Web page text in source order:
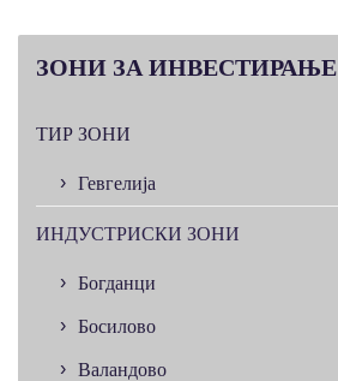
ЗОНИ ЗА ИНВЕСТИРАЊЕ
ТИР ЗОНИ
Гевгелија
ИНДУСТРИСКИ ЗОНИ
Богданци
Босилово
Валандово